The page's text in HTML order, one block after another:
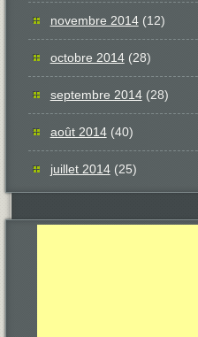
novembre 2014(12)
octobre 2014(28)
septembre 2014(28)
août 2014(40)
juillet 2014(25)